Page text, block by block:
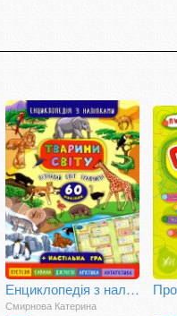
Енциклопедія з наліпками.Тварини світу.(+ настільна гра)
Смирнова Катерина